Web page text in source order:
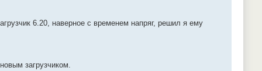
6.20, наверное с временем напряг, решил я ему
загрузчиком.